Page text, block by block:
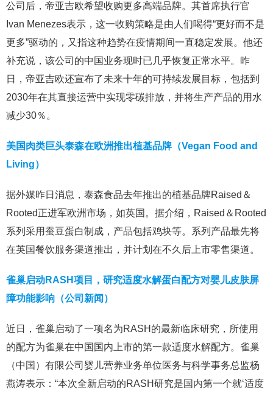
公司后，帝亚吉欧希望收购更多高端品牌。其首席执行官
Ivan Menezes表示，这一收购策略是由人们喝得“更好而不是
更多”驱动的，又指这种趋势在疫情期间一直稳定发展。他还
补充说，该公司的中国业务现时已几乎恢复正常水平。昨
日，帝亚吉欧还宣布了未来十年的可持续发展目标，包括到
2030年在其直接运营中实现零碳排放，并将生产产品的用水
减少30％。
美国肉类巨头泰森在欧洲推出植基品牌（Vegan Food and
Living）
据外媒昨日消息，泰森食品去年推出的植基品牌Raised＆
Rooted正进军欧洲市场，如英国。据介绍，Raised＆Rooted
系列采用蚕豆蛋白制成，产品包括鸡块等。系列产品最先将
在英国餐饮服务渠道推出，并计划在不久后上市零售渠道。
雀巢启动RASH项目，研究适度水解蛋白配方对婴儿皮肤屏
障功能影响（公司新闻）
近日，雀巢启动了一项名为RASH的最新临床研究，所使用
的配方为雀巢在中国国内上市的第一款适度水解配方。雀巢
（中国）有限公司婴儿营养业务单位医务与科学事务总监杨
燕涛表示：“本次全新启动的RASH研究是国内第一个就‘适度